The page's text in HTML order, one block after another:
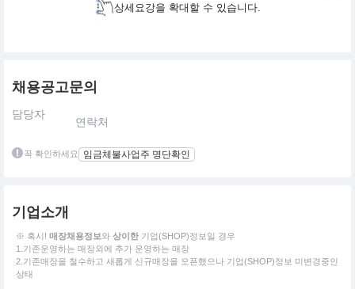
상세요강을 확대할 수 있습니다.
채용공고문의
담당자
연락처
꼭 확인하세요 임금체불사업주 명단확인
기업소개
※ 혹시! 매장채용정보와 상이한 기업(SHOP)정보일 경우
1.기존운영하는 매장외에 추가 운영하는 매장
2.기존매장을 철수하고 새롭게 신규매장을 오픈했으나 기업(SHOP)정보 미변경중인
상태